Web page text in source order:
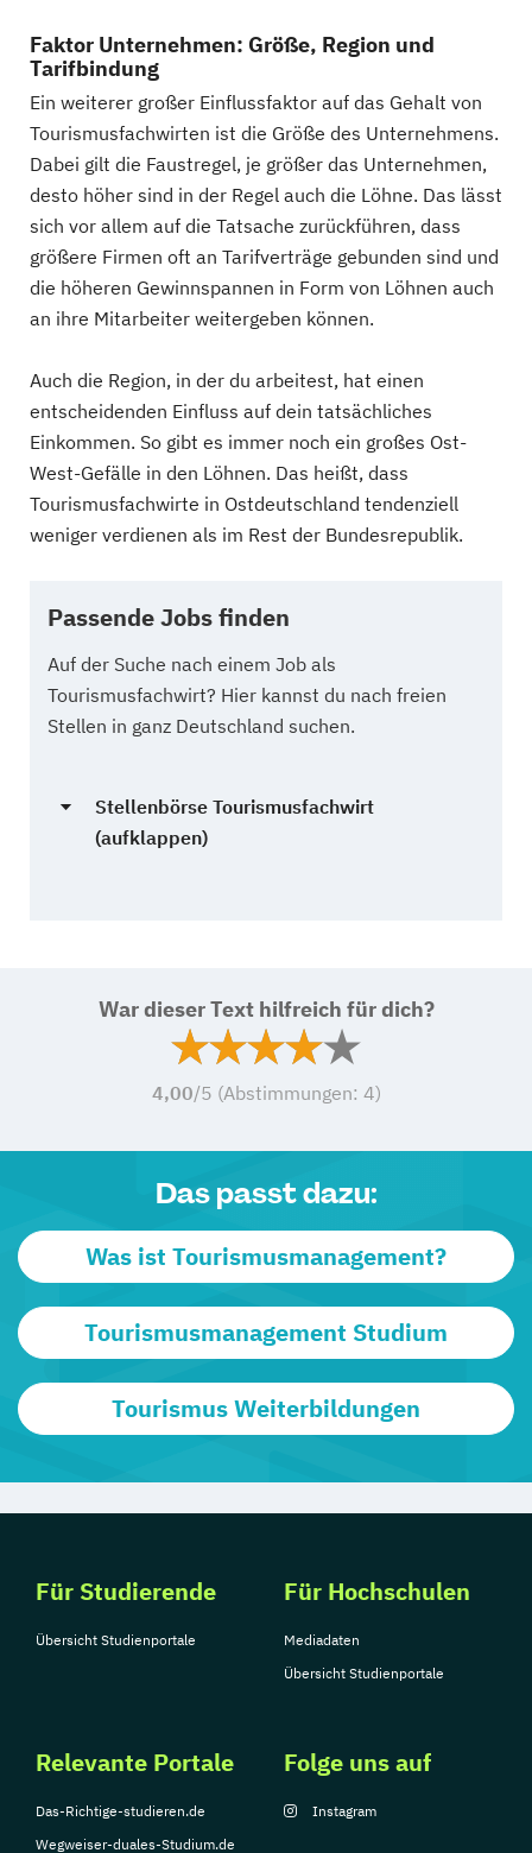
Faktor Unternehmen: Größe, Region und
Tarifbindung
Ein weiterer großer Einflussfaktor auf das Gehalt von
Tourismusfachwirten ist die Größe des Unternehmens.
Dabei gilt die Faustregel, je größer das Unternehmen,
desto höher sind in der Regel auch die Löhne. Das lässt
sich vor allem auf die Tatsache zurückführen, dass
größere Firmen oft an Tarifverträge gebunden sind und
die höheren Gewinnspannen in Form von Löhnen auch
an ihre Mitarbeiter weitergeben können.
Auch die Region, in der du arbeitest, hat einen
entscheidenden Einfluss auf dein tatsächliches
Einkommen. So gibt es immer noch ein großes Ost-
West-Gefälle in den Löhnen. Das heißt, dass
Tourismusfachwirte in Ostdeutschland tendenziell
weniger verdienen als im Rest der Bundesrepublik.
Passende Jobs finden
Auf der Suche nach einem Job als
Tourismusfachwirt? Hier kannst du nach freien
Stellen in ganz Deutschland suchen.
Stellenbörse Tourismusfachwirt
(aufklappen)
War dieser Text hilfreich für dich?
4,00/5 (Abstimmungen: 4)
Das passt dazu:
Was ist Tourismusmanagement?
Tourismusmanagement Studium
Tourismus Weiterbildungen
Für Studierende
Übersicht Studienportale
Für Hochschulen
Mediadaten
Übersicht Studienportale
Relevante Portale
Das-Richtige-studieren.de
Wegweiser-duales-Studium.de
Folge uns auf
Instagram